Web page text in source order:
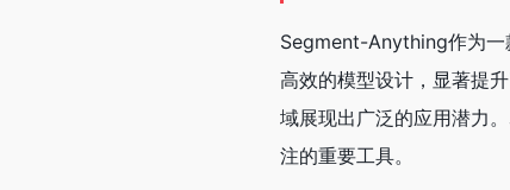
Segment-Anything作为一
高效的模型设计，显著提
域展现出广泛的应用潜力
注的重要工具。